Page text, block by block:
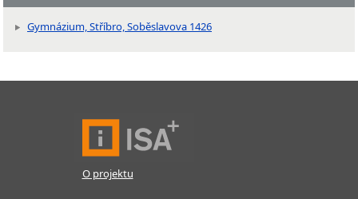
Gymnázium, Stříbro, Soběslavova 1426
O projektu